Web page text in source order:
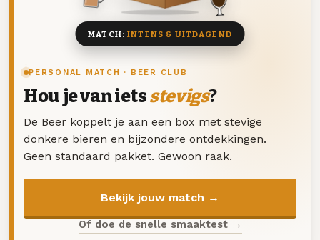
PERSONAL MATCH · BEER CLUB
Hou je van ietsstevigs?
De Beer koppelt je aan een box met stevige
donkere bieren en bijzondere ontdekkingen.
Geen standaard pakket. Gewoon raak.
Bekijk jouw match →
Of doe de snelle smaaktest →
MATCH:INTENS & UITDAGEND